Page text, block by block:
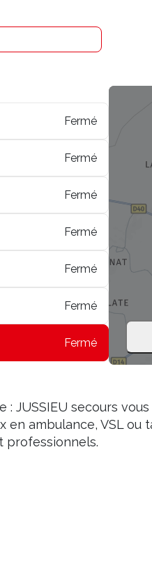
Fermé
Fermé
Fermé
Fermé
Fermé
Fermé
Fermé
JUSSIEU secours
en ambulance, VSL ou
professionnels.